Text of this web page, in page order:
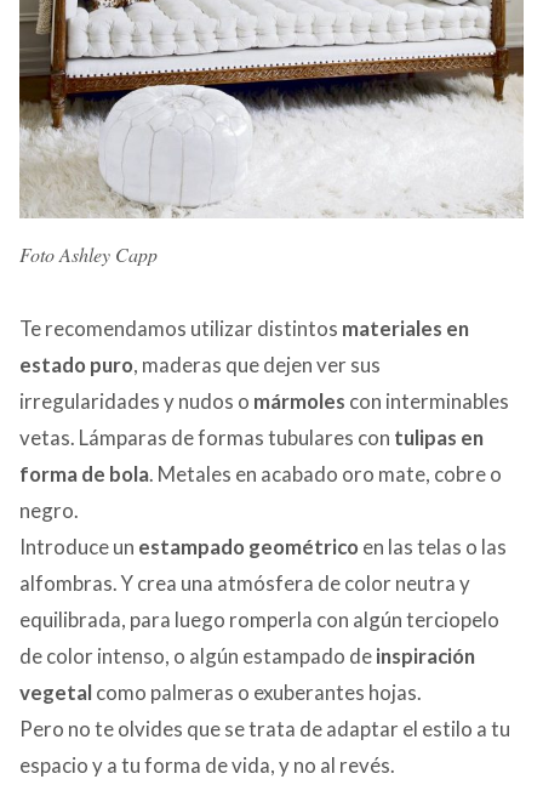
Foto Ashley Capp
Te recomendamos utilizar distintos materiales en
estado puro, maderas que dejen ver sus
irregularidades y nudos o mármoles con interminables
vetas. Lámparas de formas tubulares con tulipas en
forma de bola. Metales en acabado oro mate, cobre o
negro.
Introduce un estampado geométrico en las telas o las
alfombras. Y crea una atmósfera de color neutra y
equilibrada, para luego romperla con algún terciopelo
de color intenso, o algún estampado deinspiración
vegetalcomo palmeras o exuberantes hojas.
Pero no te olvides que se trata de adaptar el estilo a tu
espacio y a tu forma de vida, y no al revés.